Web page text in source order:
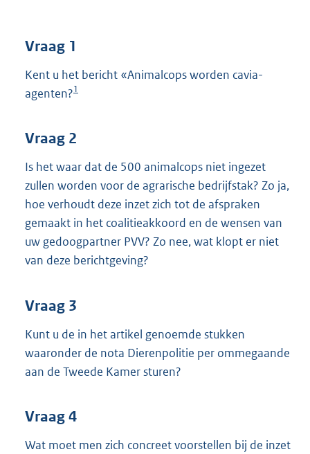
b
Vraag 1
Kent u het bericht «Animalcops worden cavia-
agenten?1
Vraag 2
Is het waar dat de 500 animalcops niet ingezet
zullen worden voor de agrarische bedrijfstak? Zo ja,
hoe verhoudt deze inzet zich tot de afspraken
gemaakt in het coalitieakkoord en de wensen van
uw gedoogpartner PVV? Zo nee, wat klopt er niet
van deze berichtgeving?
Vraag 3
Kunt u de in het artikel genoemde stukken
waaronder de nota Dierenpolitie per ommegaande
aan de Tweede Kamer sturen?
Vraag 4
Wat moet men zich concreet voorstellen bij de inzet